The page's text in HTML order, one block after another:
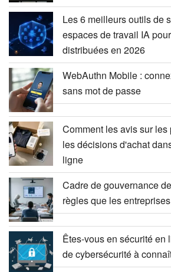
Les 6 meilleurs outils de
espaces de travail IA
distribuées en 2026
WebAuthn Mobile :
sans mot de passe
Comment les avis sur
les décisions d'achat
ligne
Cadre de gouvernance
règles que les
Êtes-vous en sécurité en
de cybersécurité à